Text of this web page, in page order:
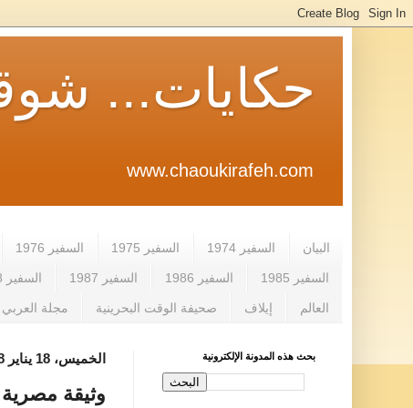
حكايات...
www.chaoukirafeh.com
البيان السفير 1974 السفير 1975 السفير 1976
السفير 1985 السفير 1986 السفير 1987 السفير 1988
العالم إيلاف صحيفة الوقت البحرينية مجلة العربي
الخميس، 18 يناير 2018
وثيقة
بحث هذه المدونة الإلكترونية